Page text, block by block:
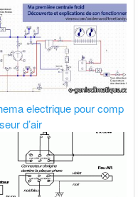
electrique pour comp
d’air